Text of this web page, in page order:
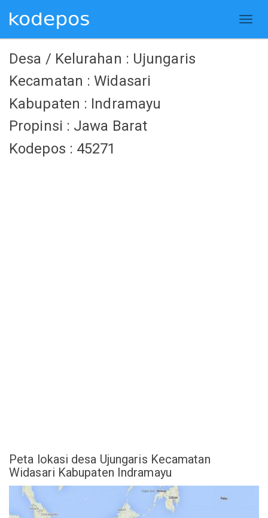
Desa / Kelurahan : Ujungaris
Kecamatan : Widasari
Kabupaten : Indramayu
Propinsi : Jawa Barat
Kodepos : 45271
Peta lokasi desa Ujungaris Kecamatan
Widasari Kabupaten Indramayu